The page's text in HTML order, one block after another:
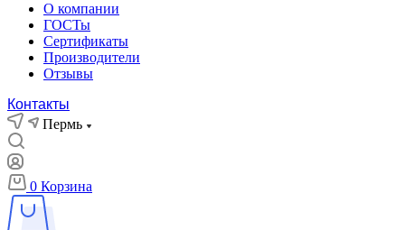
О компании
ГОСТы
Сертификаты
Производители
Отзывы
Контакты
Пермь
0 Корзина